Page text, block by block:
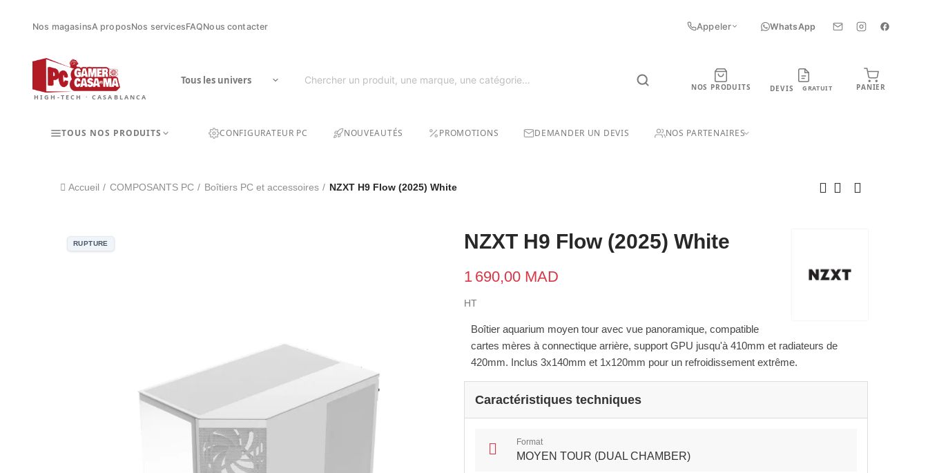
Nos magasinsA proposNos servicesFAQNous contacter Appeler WhatsApp
HIGH-TECH · CASABLANCA
NOS PRODUITS DEVIS GRATUIT PANIER
TOUS NOS PRODUITS CONFIGURATEUR PC NOUVEAUTÉS PROMOTIONS DEMANDER UN DEVIS NOS PARTENAIRES
Accueil COMPOSANTS PC Boîtiers PC et accessoires NZXT H9 Flow (2025) White
RUPTURE NZXT H9 Flow (2025) White
1 690,00 MAD
HT
Boîtier aquarium moyen tour avec vue panoramique, compatible
cartes mères à connectique arrière, support GPU jusqu'à 410mm et radiateurs de
420mm. Inclus 3x140mm et 1x120mm pour un refroidissement extrême.
Caractéristiques techniques
Format
MOYEN TOUR (DUAL CHAMBER)